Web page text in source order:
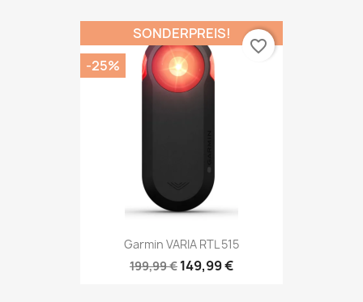
Garmin VARIA RTL 515
199,99 € 149,99 €
SONDERPREIS!
-25%
favorite_border